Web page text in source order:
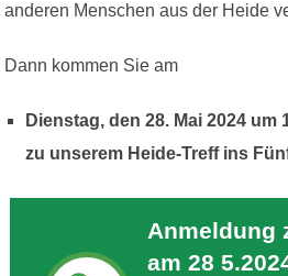
anderen Menschen aus der Heide
Dann kommen Sie am
Dienstag, den 28. Mai 2024 um
zu unserem Heide-Treff ins
Anmeldung
am 28